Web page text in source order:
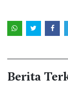
Berita